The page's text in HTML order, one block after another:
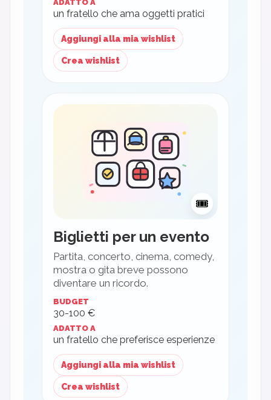
ADATTO A
un fratello che ama oggetti pratici
Aggiungi alla mia wishlist
Crea wishlist
🎟
Biglietti per un evento
Partita, concerto, cinema, comedy,
mostra o gita breve possono
diventare un ricordo.
BUDGET
30-100 €
ADATTO A
un fratello che preferisce esperienze
Aggiungi alla mia wishlist
Crea wishlist